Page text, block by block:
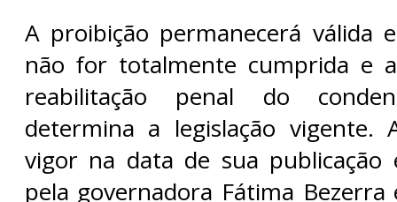
A proibição permanecerá válida
não for totalmente cumprida e
reabilitação penal do
determina a legislação
vigor na data de sua publicação
pela governadora Fátima